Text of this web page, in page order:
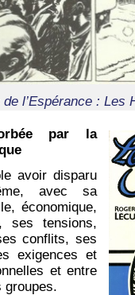
l’Espérance : Les
par la
avoir disparu
avec sa
économique,
ses tensions,
conflits, ses
exigences et
et entre
groupes.